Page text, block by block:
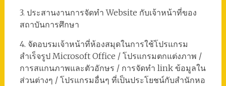
3. ประสานงานการจัดทำ Website กับเจ้าหน้าที่ของ
สถาบันการศึกษา
4. จัดอบรมเจ้าหน้าที่ห้องสมุดในการใช้โปรแกรม
สำเร็จรูป Microsoft Office / โปรแกรมตกแต่งภาพ /
การสแกนภาพและตัวอักษร / การจัดทำ link ข้อมูลใน
ส่วนต่างๆ / โปรแกรมอื่นๆ ที่เป็นประโยชน์กับสำนักหอ